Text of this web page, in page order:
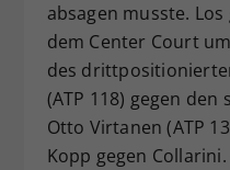
absagen musste.
dem Center Court
des
(ATP 118) gegen
Otto Virtanen (ATP
Kopp gegen Collarini.